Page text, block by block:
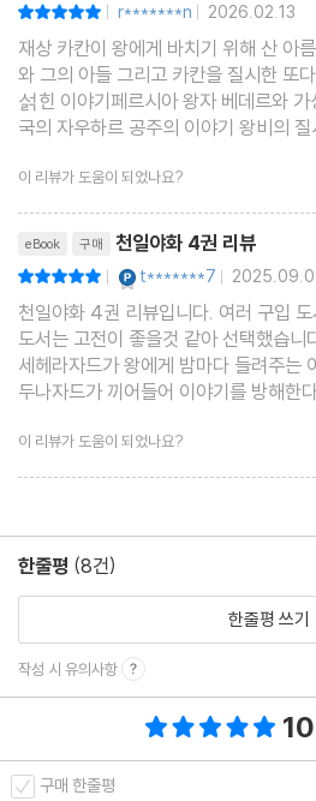
| r*******n | 2026.02.13
재상 카칸이 왕에게 바치기 위해 산 아
와 그의 아들 그리고 카칸을 질시한 또
섥힌 이야기페르시아 왕자 베데르와
국의 자우하르 공주의 이야기 왕비의
칼리프의 여인을 도와주었다가 오히려
으나 다행히 오해라 풀려 칼리프의 조치
이 리뷰가 도움이 되었나요?
eBook 구매 천일야화 4권 리뷰
| t*******7 |
천일야화 4권 리뷰입니다. 여러 구입
도서는 고전이 좋을것 같아 선택했습니
세헤라자드가 왕에게 밤마다 들려주는
두나자드가 끼어들어 이야기를 방해한
는 이야기는 좀 놀라웠습니다 왜냐하
일야화 라는 제목을 가지게 된 이유 이
이 리뷰가 도움이 되었나요?
한줄평 (8건)
한줄평 쓰기
작성 시 유의사항
구매 한줄평